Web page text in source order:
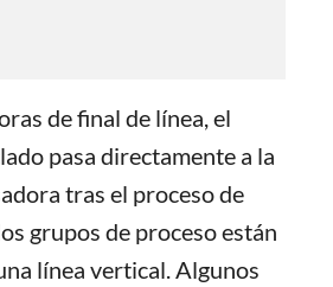
de final de línea, el
pasa directamente a la
tras el proceso de
grupos de proceso están
línea vertical. Algunos